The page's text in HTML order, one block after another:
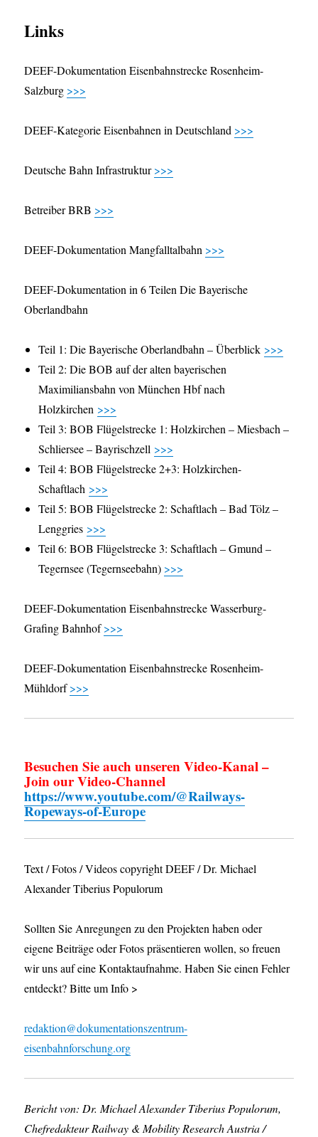
Links
DEEF-Dokumentation Eisenbahnstrecke Rosenheim-
Salzburg >>>
DEEF-Kategorie Eisenbahnen in Deutschland >>>
Deutsche Bahn Infrastruktur>>>
Betreiber BRB >>>
DEEF-Dokumentation Mangfalltalbahn >>>
DEEF-Dokumentation in 6 Teilen Die Bayerische
Oberlandbahn
Teil 1: Die Bayerische Oberlandbahn – Überblick >>>
Teil 2: Die BOB auf der alten bayerischen
Maximiliansbahn von München Hbf nach
Holzkirchen >>>
Teil 3: BOB Flügelstrecke 1: Holzkirchen – Miesbach –
Schliersee – Bayrischzell >>>
Teil 4: BOB Flügelstrecke 2+3: Holzkirchen-
Schaftlach >>>
Teil 5: BOB Flügelstrecke 2: Schaftlach – Bad Tölz –
Lenggries >>>
Teil 6: BOB Flügelstrecke 3: Schaftlach – Gmund –
Tegernsee (Tegernseebahn) >>>
DEEF-Dokumentation Eisenbahnstrecke Wasserburg-
Grafing Bahnhof>>>
DEEF-Dokumentation Eisenbahnstrecke Rosenheim-
Mühldorf>>>
Besuchen Sie auch unseren Video-Kanal –
Join our Video-Channel
https://www.youtube.com/@Railways-
Ropeways-of-Europe
Text / Fotos / Videos copyright DEEF / Dr. Michael
Alexander Tiberius Populorum
Sollten Sie Anregungen zu den Projekten haben oder
eigene Beiträge oder Fotos präsentieren wollen, so freuen
wir uns auf eine Kontaktaufnahme. Haben Sie einen Fehler
entdeckt? Bitte um Info >
redaktion@dokumentationszentrum-
eisenbahnforschung.org
Bericht von: Dr. Michael Alexander Tiberius Populorum,
Chefredakteur Railway & Mobility Research Austria /